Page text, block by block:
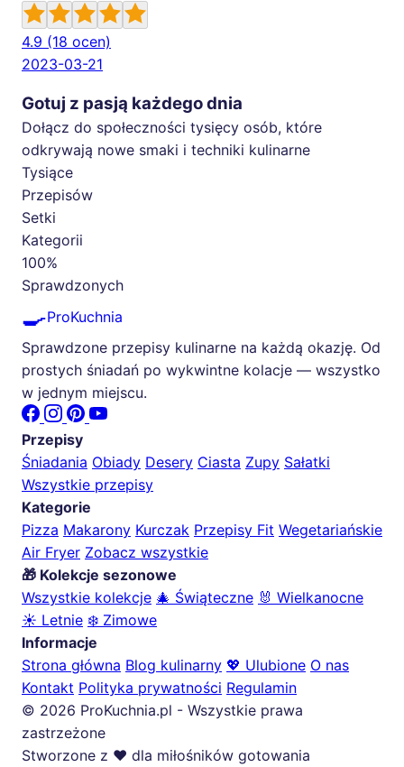
4.9 (18 ocen)
2023-03-21
Gotuj z pasją każdego dnia
Dołącz do społeczności tysięcy osób, które
odkrywają nowe smaki i techniki kulinarne
Tysiące
Przepisów
Setki
Kategorii
100%
Sprawdzonych
🍳ProKuchnia
Sprawdzone przepisy kulinarne na każdą okazję. Od
prostych śniadań po wykwintne kolacje — wszystko
w jednym miejscu.
Przepisy
Śniadania Obiady Desery Ciasta Zupy Sałatki
Wszystkie przepisy
Kategorie
Pizza Makarony Kurczak Przepisy Fit Wegetariańskie
Air Fryer Zobacz wszystkie
🎁 Kolekcje sezonowe
Wszystkie kolekcje 🎄 Świąteczne 🐰 Wielkanocne
☀️ Letnie ❄️ Zimowe
Informacje
Strona główna Blog kulinarny 💖 Ulubione O nas
Kontakt Polityka prywatności Regulamin
© 2026 ProKuchnia.pl - Wszystkie prawa
zastrzeżone
Stworzone z ❤️ dla miłośników gotowania